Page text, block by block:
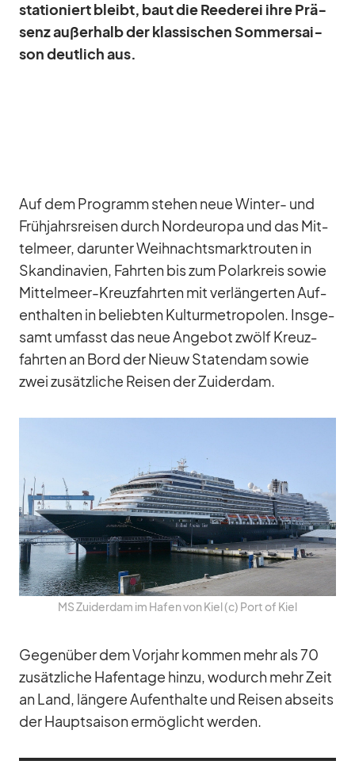
sta­tio­niert bleibt, baut die Ree­de­rei ihre Prä­
senz au­ßer­halb der klas­si­schen Som­mer­sai­
son deut­lich aus.
Auf dem Pro­gramm ste­hen neue Win­ter- und
Früh­jahrs­rei­sen durch Nord­eu­ropa und das Mit­
tel­meer, dar­un­ter Weih­nachts­markt­rou­ten in
Skan­di­na­vien, Fahr­ten bis zum Po­lar­kreis so­wie
Mit­tel­meer-Kreuz­fahr­ten mit ver­län­ger­ten Auf­
ent­hal­ten in be­lieb­ten Kul­tur­me­tro­po­len. Ins­ge­
samt um­fasst das neue An­ge­bot zwölf Kreuz­
fahr­ten an Bord der Nieuw Sta­ten­dam so­wie
zwei zu­sätz­li­che Rei­sen der Zu­ider­dam.
MS Zu­ider­dam im Ha­fen von Kiel (c) Port of Kiel
Ge­gen­über dem Vor­jahr kom­men mehr als 70
zu­sätz­li­che Ha­fen­tage hinzu, wo­durch mehr Zeit
an Land, län­gere Auf­ent­halte und Rei­sen ab­seits
der Haupt­sai­son er­mög­licht wer­den.